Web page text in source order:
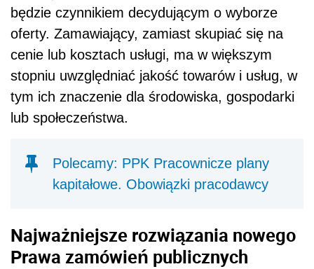
będzie czynnikiem decydującym o wyborze
oferty. Zamawiający, zamiast skupiać się na
cenie lub kosztach usługi, ma w większym
stopniu uwzględniać jakość towarów i usług, w
tym ich znaczenie dla środowiska, gospodarki
lub społeczeństwa.
Polecamy: PPK Pracownicze plany
kapitałowe. Obowiązki pracodawcy
Najważniejsze rozwiązania nowego
Prawa zamówień publicznych